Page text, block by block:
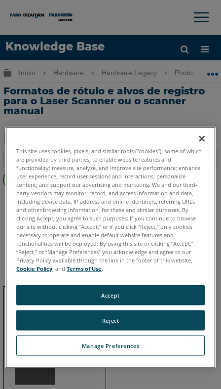
Knowledge Base
Idioma
×
Expandir/recolher hierarquia global
Início Hardware Hardware Legacy Photon
Formatos de rótulo e alvos de registro
para o Laser Scanner ou o scanner
manual
Salvar
como
PDF
Índice
Sem
cabeçalhos
Scanner a laser 3D Photon
Alemão Chinês Coreano Espanhol Francês Inglês
Italiano Japonês Português
This site uses cookies, pixels, and similar tools (“cookies”), some of which
are provided by third parties, to enable website features and
functionality; measure, analyze, and improve site performance; enhance
user experience; record user sessions and interactions; personalize
content; and support our advertising and marketing. We and our third-
party vendors may monitor, record, and access information and data,
including device data, IP address and online identifiers, referring URLs
and other browsing information, for these and similar purposes. By
clicking Accept, you agree to such purposes. If you continue to browse
our site without clicking “Accept,” or if you click “Reject,” only cookies
necessary to operate and enable default website features and
functionalities will be deployed. By using this site or clicking “Accept,”
“Reject,” or “Manage Preferences” you acknowledge and agree to our
Privacy Policy available through the link in the footer of this website,
Cookie Policy , andTerms of Use.
Manage Preferences
Reject
Accept